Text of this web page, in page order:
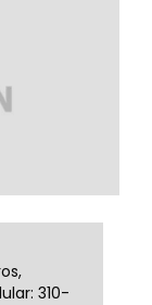
310-